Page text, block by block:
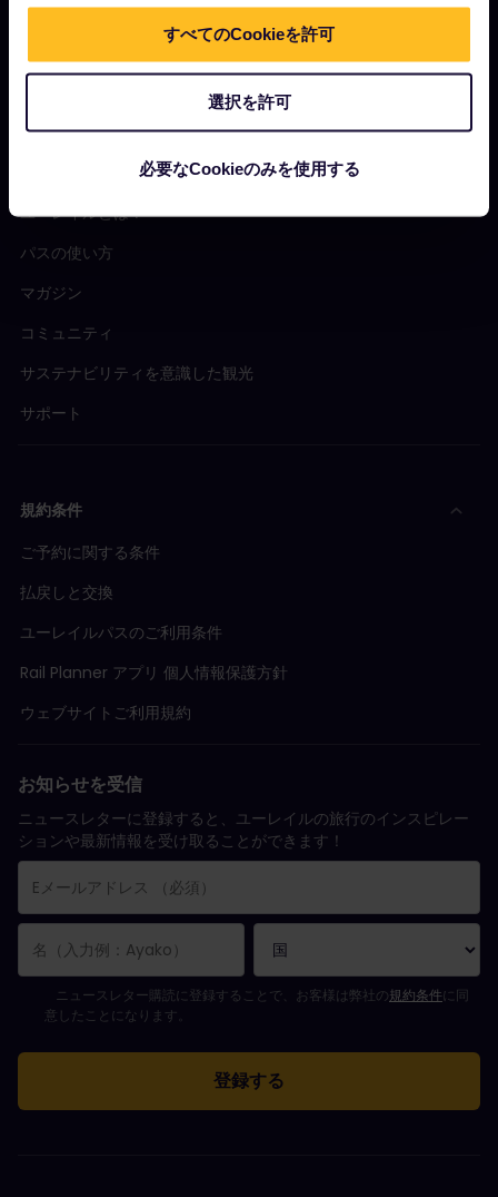
すべてのCookieを許可
選択を許可
必要なCookieのみを使用する
パートナーになりませんか？
Interrail影響報告書
ユーレイルとは？
パスの使い方
マガジン
コミュニティ
サステナビリティを意識した観光
サポート
規約条件
ご予約に関する条件
払戻しと交換
ユーレイルパスのご利用条件
Rail Planner アプリ 個人情報保護方針
ウェブサイトご利用規約
お知らせを受信
ニュースレターに登録すると、ユーレイルの旅行のインスピレー
ションや最新情報を受け取ることができます！
購読登録が完了しました。
Eメールアドレス欄は必須項目です。
Eメールアドレスが正しくありません。
ニュースレターの購読登録中にエラーが発生しました。後ほど、もう一度や
すでにこのニュースレターを購読されています！
ニュースレターを購読するには規約条件に同意してください。
ニュースレター購読に登録することで、お客様は弊社の規約条件に同
意したことになります。